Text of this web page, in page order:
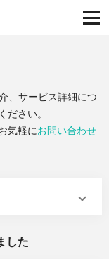
、サービス詳細につ
ださい。
気軽にお問い合わせ
した